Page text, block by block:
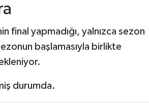
final yapmadığı, yalnızca sezon
başlamasıyla birlikte
durumda.